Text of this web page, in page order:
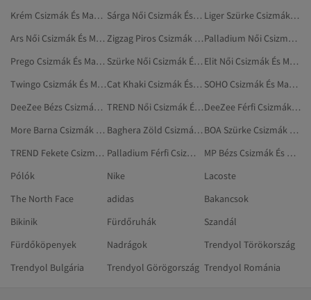
Krém Csizmák És Magas Szárú Csizmák
Sárga Női Csizmák És Magas Szárú Csizmák
Liger Szürke Csizmák És Magas Szárú Csizmák
Ars Női Csizmák És Magas Szárú Csizmák
Zigzag Piros Csizmák És Magas Szárú Csizmák
Palladium Női Csizmák És Magas Szárú Csizmák
Prego Csizmák És Magas Szárú Csizmák
Szürke Női Csizmák És Magas Szárú Csizmák
Elit Női Csizmák És Magas Szárú Csizmák
Twingo Csizmák És Magas Szárú Csizmák
Cat Khaki Csizmák És Magas Szárú Csizmák
SOHO Csizmák És Magas Szárú Csizmák
DeeZee Bézs Csizmák És Magas Szárú Csizmák
TREND Női Csizmák És Magas Szárú Csizmák
DeeZee Férfi Csizmák És Magas Szárú Csizmák
More Barna Csizmák És Magas Szárú Csizmák
Baghera Zöld Csizmák És Magas Szárú Csizmák
BOA Szürke Csizmák És Magas Szárú Csizmák
TREND Fekete Csizmák És Magas Szárú Csizmák
Palladium Férfi Csizmák És Magas Szárú Csizmák
MP Bézs Csizmák És Magas Szárú Csizmák
Pólók
Nike
Lacoste
The North Face
adidas
Bakancsok
Bikinik
Fürdőruhák
Szandál
Fürdőköpenyek
Nadrágok
Trendyol Törökország
Trendyol Bulgária
Trendyol Görögország Trendyol Románia